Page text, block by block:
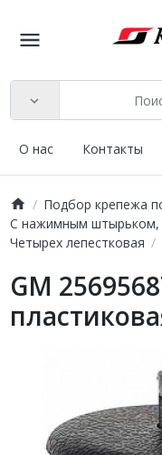
О нас Контакты
Подбор крепежа
С нажимным штырьком,
Четырех лепестковая
GM